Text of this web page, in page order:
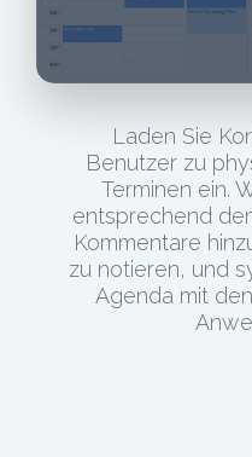
Laden Sie
Benutzer zu
Terminen ein.
entsprechend
Kommentare
zu notieren, und
Agenda mit